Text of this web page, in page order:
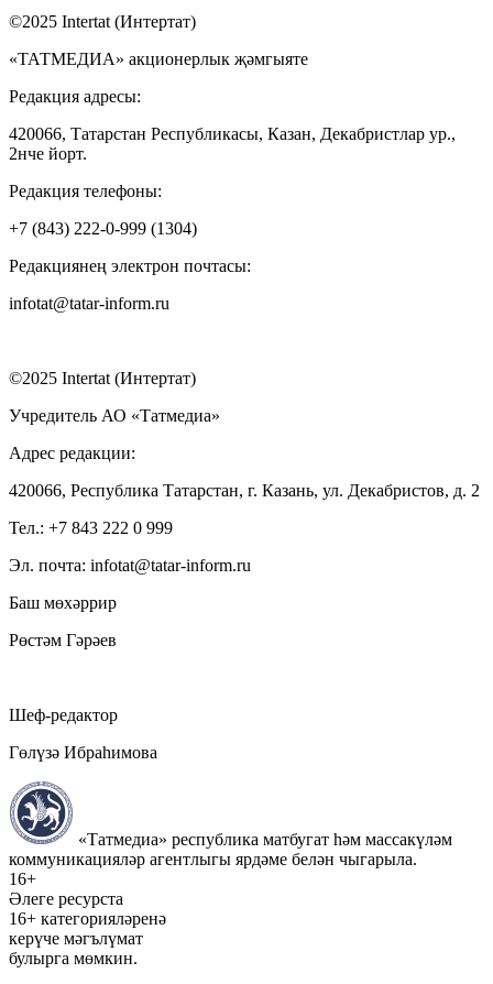
©2025 Intertat (Интертат)
«ТАТМЕДИА» акционерлык җәмгыяте
Редакция адресы:
420066, Татарстан Республикасы, Казан, Декабристлар ур.,
2нче йорт.
Редакция телефоны:
+7 (843) 222-0-999 (1304)
Редакциянең электрон почтасы:
infotat@tatar-inform.ru
©2025 Intertat (Интертат)
Учредитель АО «Татмедиа»
Адрес редакции:
420066, Республика Татарстан, г. Казань, ул. Декабристов, д. 2
Тел.: +7 843 222 0 999
Эл. почта: infotat@tatar-inform.ru
Баш мөхәррир
Рөстәм Гәрәев
Шеф-редактор
Гөлүзә Ибраһимова
«Татмедиа» республика матбугат һәм массакүләм
коммуникацияләр агентлыгы ярдәме белән чыгарыла.
16+
Әлеге ресурста
16+ категорияләренә
керүче мәгълүмат
булырга мөмкин.